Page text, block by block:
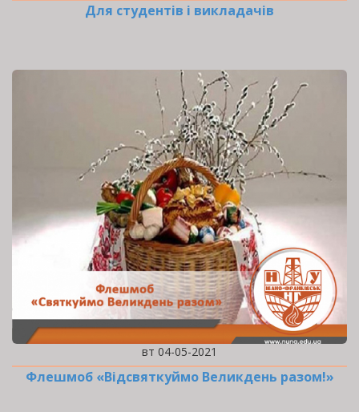
Для студентів і викладачів
вт 04-05-2021
Флешмоб «Відсвяткуймо Великдень разом!»